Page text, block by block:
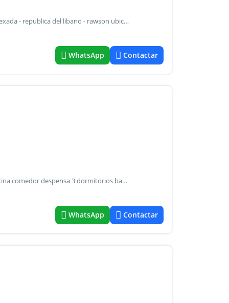
Venta - salon comercial con construccion tipo vivienda anexada - republica del libano - rawson ubicacion: republica del libano y vidart descripcion: frente con amplio salon comercial casa de tres dormitorios cocina comedor baño atras amplio fondo con ingreso lateral independiente terreno de 600 m2 160m2 construidos oferta provista por sistema som - codigo: ezp790
WhatsApp Contactar
Venta - casa de 3 dormitorios - barrio cgt rawson living cocina comedor despensa 3 dormitorios baño garaje techado para 2 vehiculos patio trasero con pergola y parrillero terreno de 240 m2 150m2 cubiertos facil acceso por av de circunvalacion - acceso sur apta credito hipotecario oferta provista por sistema som - codigo: ezp835
WhatsApp Contactar